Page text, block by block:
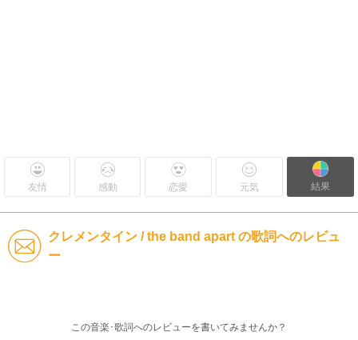
友情 感動 恋愛 元気 結果
クレメンタイン / the band apart の歌詞へのレビュ
ー
この音楽･歌詞へのレビューを書いてみませんか？